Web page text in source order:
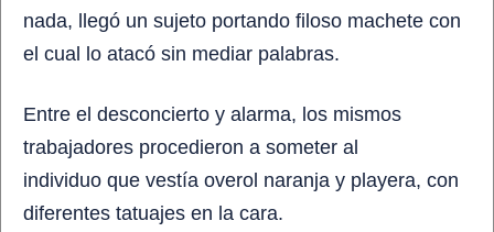
nada, llegó un sujeto portando filoso machete con
el cual
lo atacó sin mediar palabras.
Entre el desconcierto y alarma, los mismos
trabajadores procedieron a someter al
individuo que vestía overol naranja y playera, con
diferentes tatuajes en la cara.